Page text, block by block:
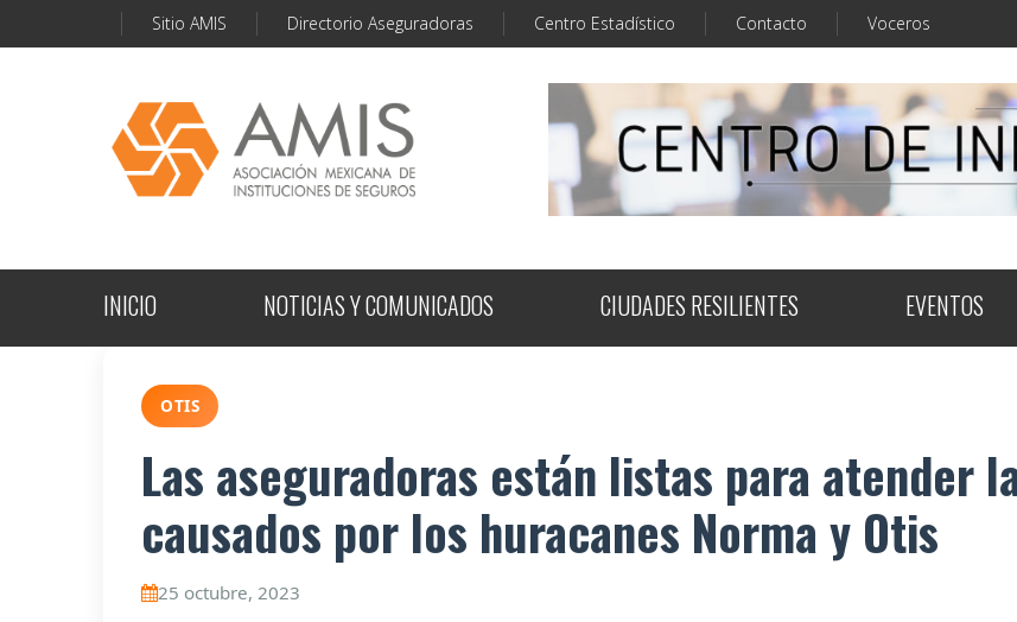
Sitio AMIS Directorio Aseguradoras Centro Estadístico Contacto Voceros
INICIO NOTICIAS Y COMUNICADOS CIUDADES RESILIENTES EVENTOS
OTIS
Las aseguradoras están listas para atender
causados por los huracanes Norma y Otis
25 octubre, 2023